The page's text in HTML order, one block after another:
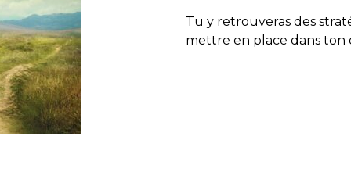
Tu y retrouveras des
mettre en place dans ton